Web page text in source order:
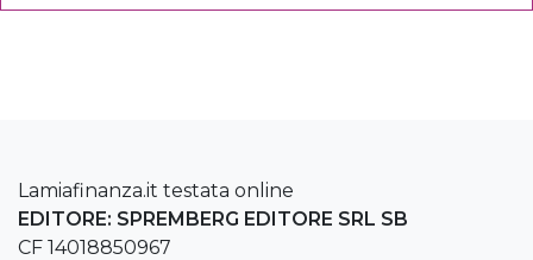
Lamiafinanza.it testata online
EDITORE: SPREMBERG EDITORE SRL SB
CF 14018850967